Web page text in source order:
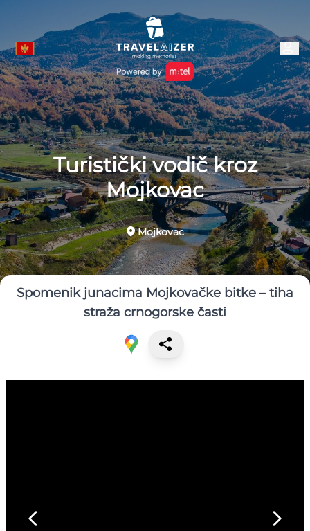
Turistički vodič kroz
Mojkovac
Mojkovac
Spomenik junacima Mojkovačke bitke – tiha
straža crnogorske časti